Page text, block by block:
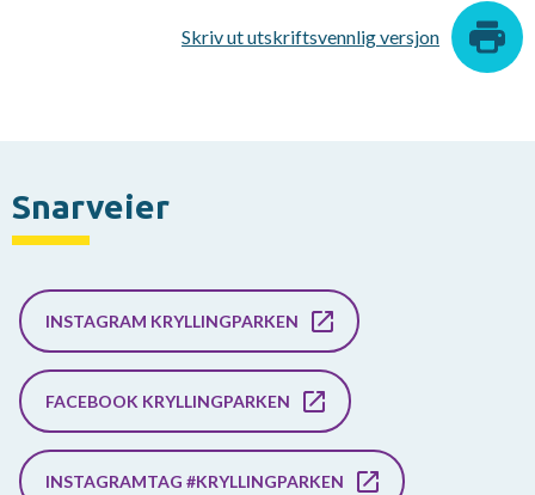
Skriv ut utskriftsvennlig versjon
Snarveier
INSTAGRAM KRYLLINGPARKEN
FACEBOOK KRYLLINGPARKEN
INSTAGRAMTAG #KRYLLINGPARKEN